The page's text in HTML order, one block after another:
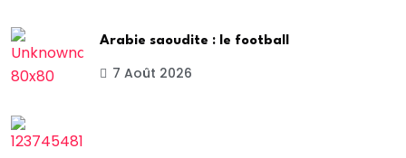
Arabie saoudite : le football
7 Août 2026